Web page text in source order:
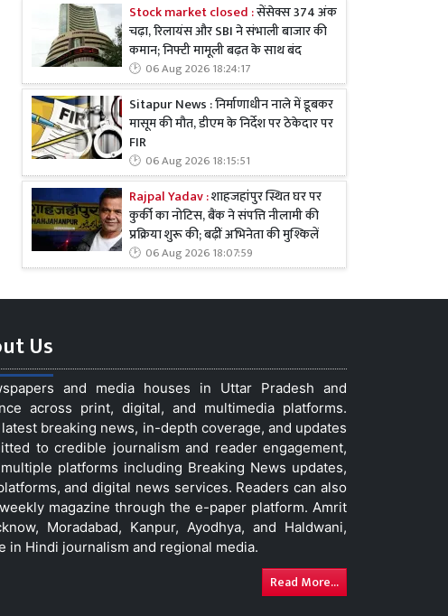
Stock market closed :सेंसेक्स 374 अंक
चढ़ा, रिलायंस और SBI ने संभाली बाजार की
कमान; निफ्टी मामूली बढ़त के साथ बंद
06 Aug 2026 18:24:17
Sitapur News : निर्माणाधीन नाले में डूबकर
मासूम की मौत, डीएम के निर्देश पर ठेकेदार पर
FIR
06 Aug 2026 18:15:51
Rajpal Yadav :शाहजहांपुर स्थित घर पर
कुर्की का नोटिस, बैंक ने संपत्ति नीलामी की
प्रक्रिया शुरू की; बढ़ीं अभिनेता की मुश्किलें
06 Aug 2026 18:07:59
Us
and media houses in Uttar Pradesh and
across print, digital, and multimedia platforms.
breaking news, in-depth coverage, and updates
to credible journalism and reader engagement,
platforms including Breaking News updates,
and digital news services. Readers can also
magazine through the e-paper platform. Amrit
Moradabad, Kanpur, Ayodhya, and Haldwani,
in Hindi journalism and regional media.
Read More...